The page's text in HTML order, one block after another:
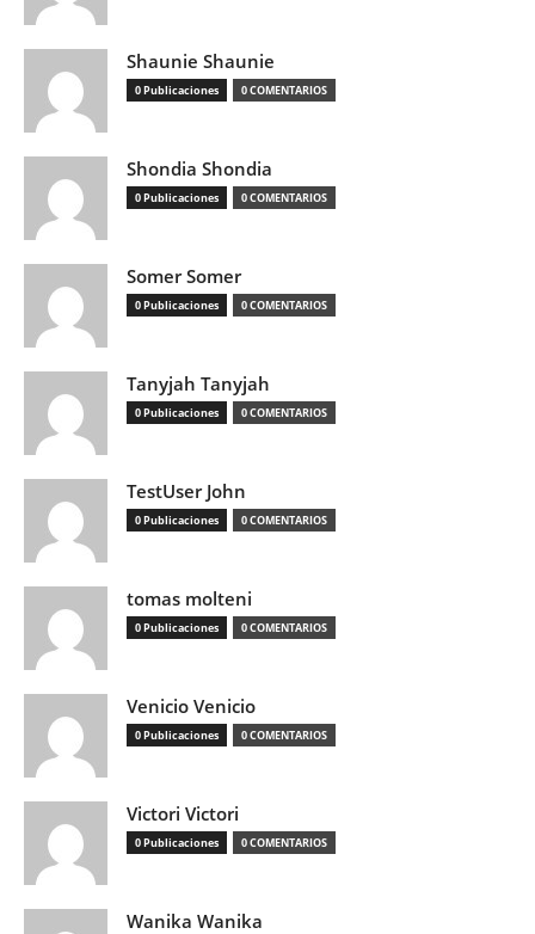
Shaunie Shaunie
0 Publicaciones 0 COMENTARIOS
Shondia Shondia
0 Publicaciones 0 COMENTARIOS
Somer Somer
0 Publicaciones 0 COMENTARIOS
Tanyjah Tanyjah
0 Publicaciones 0 COMENTARIOS
TestUser John
0 Publicaciones 0 COMENTARIOS
tomas molteni
0 Publicaciones 0 COMENTARIOS
Venicio Venicio
0 Publicaciones 0 COMENTARIOS
Victori Victori
0 Publicaciones 0 COMENTARIOS
Wanika Wanika